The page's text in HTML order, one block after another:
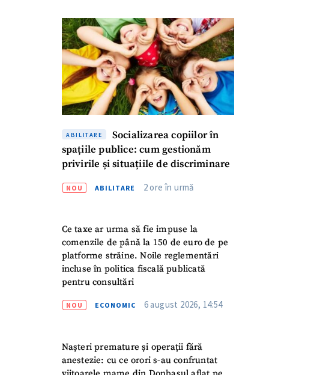
ABILITARE
Socializarea copiilor în
spațiile publice: cum gestionăm
privirile și situațiile de discriminare
NOU ABILITARE 2 ore în urmă
Ce taxe ar urma să fie impuse la
comenzile de până la 150 de euro de pe
platforme străine. Noile reglementări
incluse în politica fiscală publicată
pentru consultări
NOU ECONOMIC 6 august 2026, 14:54
Nașteri premature și operații fără
anestezie: cu ce orori s-au confruntat
+ Numele meu
+ Emailul meu
+ Telefon personal
TRIMITE ȘTIREA